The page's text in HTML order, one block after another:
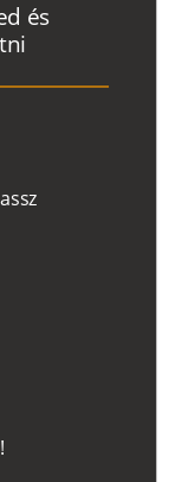
assz
d és
tni
!